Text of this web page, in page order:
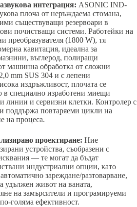
интеграция: ASONIC IND-
плоча от неръждаема стомана,
съществуващи резервоари в
почистващи системи. Работейки на
преобразувателя (1800 W), тя
кавитация, идеална за
въглерод, полиращи
машинна обработка от сложни
mm SUS 304 и с лепени
издръжливост, плочата се
в специално изработени миещи
линии и сервизни клетки. Контролер с
поддържа повтаряеми цикли на
на процеса.
проектиране: Ние
устройства, съобразени с
— те могат да бъдат
индустриални опции, като
зареждане/разтоварване,
удължен живот на ваната,
на замърсители и програмируеми
голяма ефективност.